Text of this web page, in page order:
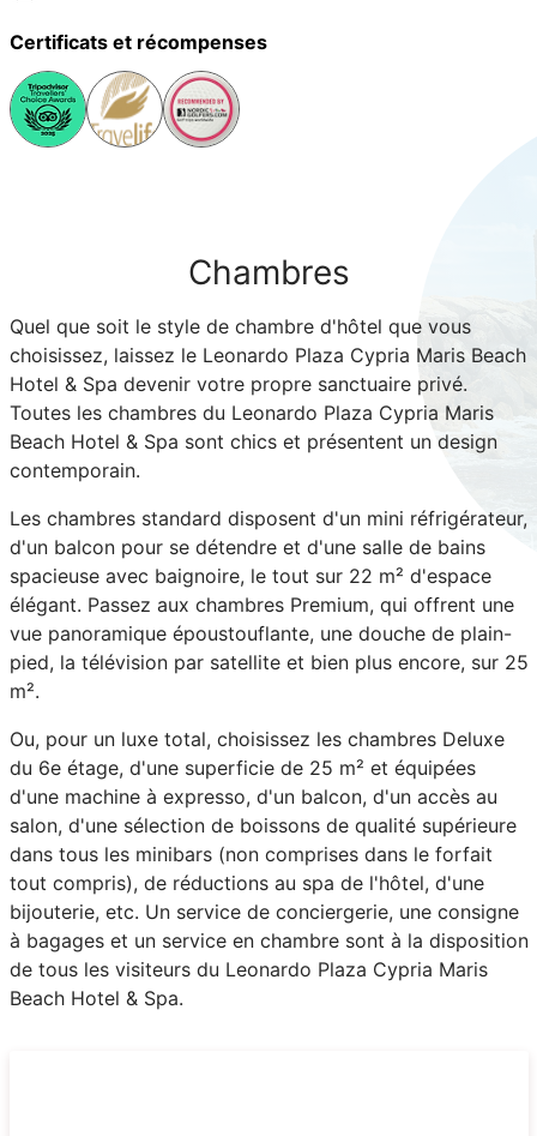
Certificats et récompenses
Chambres
Quel que soit le style de chambre d'hôtel que vous
choisissez, laissez le Leonardo Plaza Cypria Maris Beach
Hotel & Spa devenir votre propre sanctuaire privé.
Toutes les chambres du Leonardo Plaza Cypria Maris
Beach Hotel & Spa sont chics et présentent un design
contemporain.
Les chambres standard disposent d'un mini réfrigérateur,
d'un balcon pour se détendre et d'une salle de bains
spacieuse avec baignoire, le tout sur 22 m² d'espace
élégant. Passez aux chambres Premium, qui offrent une
vue panoramique époustouflante, une douche de plain-
pied, la télévision par satellite et bien plus encore, sur 25
m².
Ou, pour un luxe total, choisissez les chambres Deluxe
du 6e étage, d'une superficie de 25 m² et équipées
d'une machine à expresso, d'un balcon, d'un accès au
salon, d'une sélection de boissons de qualité supérieure
dans tous les minibars (non comprises dans le forfait
tout compris), de réductions au spa de l'hôtel, d'une
bijouterie, etc. Un service de conciergerie, une consigne
à bagages et un service en chambre sont à la disposition
de tous les visiteurs du Leonardo Plaza Cypria Maris
Beach Hotel & Spa.